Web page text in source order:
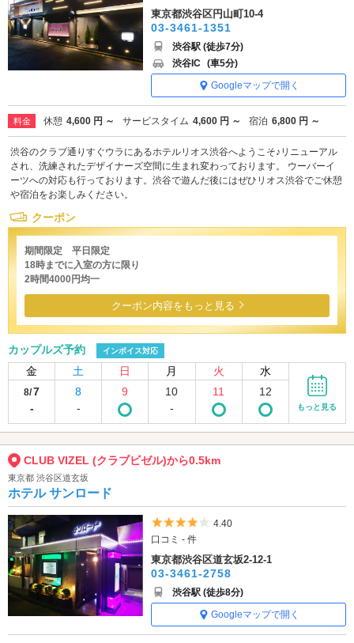
東京都渋谷区円山町10-4
03-3461-1351
渋谷駅 (徒歩7分)
渋谷IC (車5分)
Googleマップで開く
料金 休憩 4,600 円 ～ サービスタイム 4,600 円 ～ 宿泊 6,800 円 ～
渋谷のクラブ通りすぐウラにあるホテルリオス渋谷へようこそ♪リニューアル
され、洗練されたデザイナーズ空間に生まれ変わっております。 ウーバーイ
ーツへの対応も行っております。渋谷で遊んだ後にはぜひリオス渋谷でご休憩
や宿泊をお楽しみください。
クーポン
期間限定 平日限定
18時までに入室の方に限り
2時間4000円均一
クーポン内容をもっと見る
カップルズ予約 インボイス対応
金 土 日 月 火 水
8/7
-
8
-
9
10
-
11 12
もっと見る
CLUB VIZEL (クラブビゼル)から0.5km
東京都 渋谷区道玄坂
ホテル サンロード
5つ星のうち4
4.40
口コミ - 件
東京都渋谷区道玄坂2-12-1
03-3461-2758
渋谷駅 (徒歩8分)
Googleマップで開く